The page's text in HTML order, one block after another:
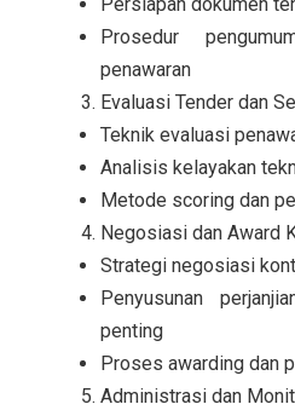
Prosedur
penawaran
Evaluasi Tender dan
Teknik evaluasi
Analisis kelayakan
Metode scoring dan
Negosiasi dan Award
Strategi negosiasi
Penyusunan
penting
Proses awarding dan
Administrasi dan